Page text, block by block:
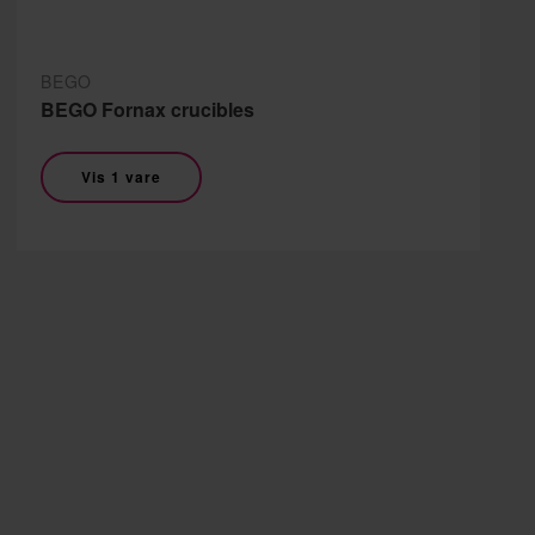
BEGO
BEGO Fornax crucibles
Vis 1 vare